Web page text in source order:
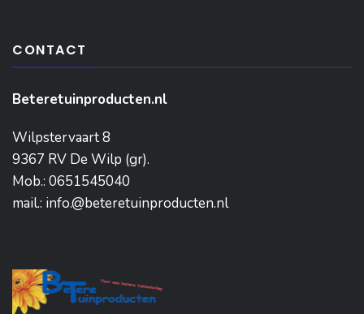
CONTACT
Beteretuinproducten.nl
Wilpstervaart 8
9367 RV De Wilp (gr).
Mob.: 0651545040
mail.: info.@beteretuinproducten.nl